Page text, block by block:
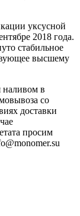
уксусной
2018 года.
стабильное
высшему
наливом в
со
доставки
просим